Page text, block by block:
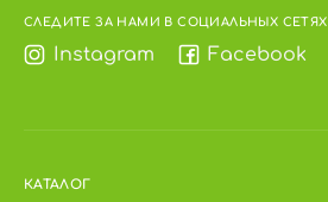
СЛЕДИТЕ ЗА НАМИ В СОЦИАЛЬНЫХ СЕТЯХ
Instagram Facebook
КАТАЛОГ